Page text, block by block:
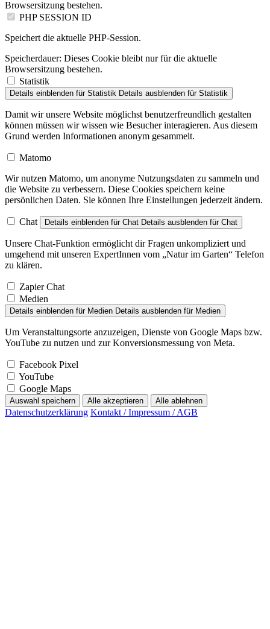
PHP SESSION ID
Browsersitzung bestehen.
Statistik
Details einblenden
Damit wir unsere Website möglichst benutzerfreundlich gestalten
können müssen wir wissen wie Besucher interagieren. Aus diesem
Grund werden Informationen anonym gesammelt.
die Website zu verbessern. Diese Cookies speichern keine
persönlichen Daten. Sie können Ihre Einstellungen jederzeit ändern.
Unsere Chat-Funktion ermöglicht dir Fragen unkompliziert und
umgehend mit unseren ExpertInnen vom „Natur im Garten“ Telefon
zu klären.
Medien
Details einblenden
Um Veranstaltungsorte anzuzeigen, Dienste von Google Maps bzw.
YouTube zu nutzen und zur Konversionsmessung von Meta.
YouTube
Google Maps
Auswahl speichern
Datenschutzerklärung Kontakt / Impressum / AGB